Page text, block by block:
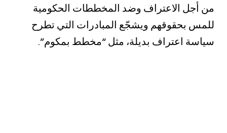
من أجل الاعتراف وضد المخططات الحكومية
للمس بحقوقهم ويشجّع المبادرات التي تطرح
سياسة اعتراف بديلة، مثل “مخطط بمكوم”.